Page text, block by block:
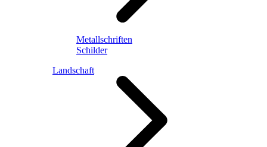
Metallschriften
Schilder
Landschaft